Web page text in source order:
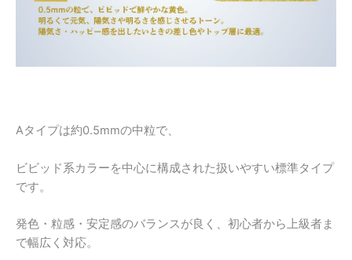
Aタイプは約0.5mmの中粒で、
ビビッド系カラーを中心に構成された扱いやすい標準タイプ
です。
発色・粒感・安定感のバランスが良く、初心者から上級者ま
で幅広く対応。